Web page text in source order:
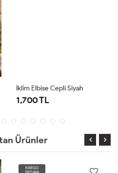
İklim Elbise Cepli Siyah
1,700 TL
Ürünler
KARGO
BEDAVA